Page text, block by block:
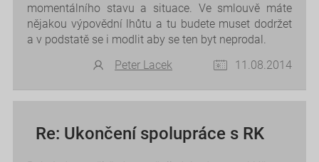
momentálního stavu a situace. Ve smlouvě máte
nějakou výpovědní lhůtu a tu budete muset dodržet
a v podstatě se i modlit aby se ten byt neprodal.
Peter Lacek
11.08.2014
Re: Ukončení spolupráce s RK